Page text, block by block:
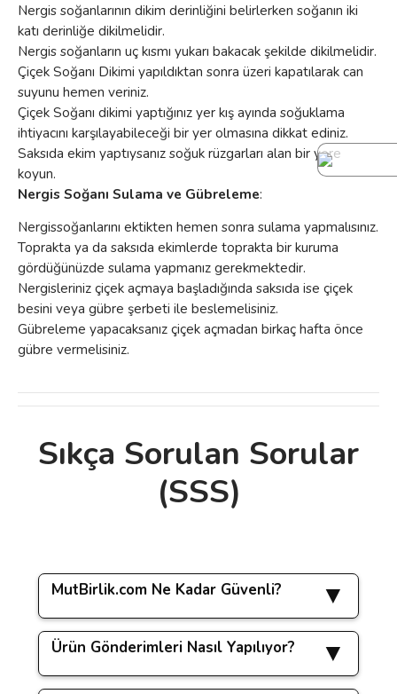
Nergis soğanlarının dikim derinliğini belirlerken soğanın iki
katı derinliğe dikilmelidir.
Nergis soğanların uç kısmı yukarı bakacak şekilde dikilmelidir.
Çiçek Soğanı Dikimi yapıldıktan sonra üzeri kapatılarak can
suyunu hemen veriniz.
Çiçek Soğanı dikimi yaptığınız yer kış ayında soğuklama
ihtiyacını karşılayabileceği bir yer olmasına dikkat ediniz.
Saksıda ekim yaptıysanız soğuk rüzgarları alan bir yere
koyun.
Nergis Soğanı Sulama ve Gübreleme:
Nergissoğanlarını ektikten hemen sonra sulama yapmalısınız.
Toprakta ya da saksıda ekimlerde toprakta bir kuruma
gördüğünüzde sulama yapmanız gerekmektedir.
Nergisleriniz çiçek açmaya başladığında saksıda ise çiçek
besini veya gübre şerbeti ile beslemelisiniz.
Gübreleme yapacaksanız çiçek açmadan birkaç hafta önce
gübre vermelisiniz.
Bu ürüne ilk yorumu siz yapın!
Yorum Yaz
Bu ürünün fiyat bilgisi, resim, ürün
açıklamalarında ve diğer konularda yetersiz
gördüğünüz noktaları öneri formunu
Ürün resmi kalitesiz, bozuk veya
görüntülenemiyor.
Ürün açıklamasında eksik bilgiler bulunuyor.
Sıkça Sorulan Sorular
(SSS)
MutBirlik.com Ne Kadar Güvenli?
www.mutbirlik.com sitemizde yapacağınız tüm
işlemler256 bit SSL güvenlik sertifikasıile
Ürün Gönderimleri Nasıl Yapılıyor?